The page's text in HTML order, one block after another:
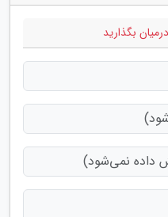
بگذارید